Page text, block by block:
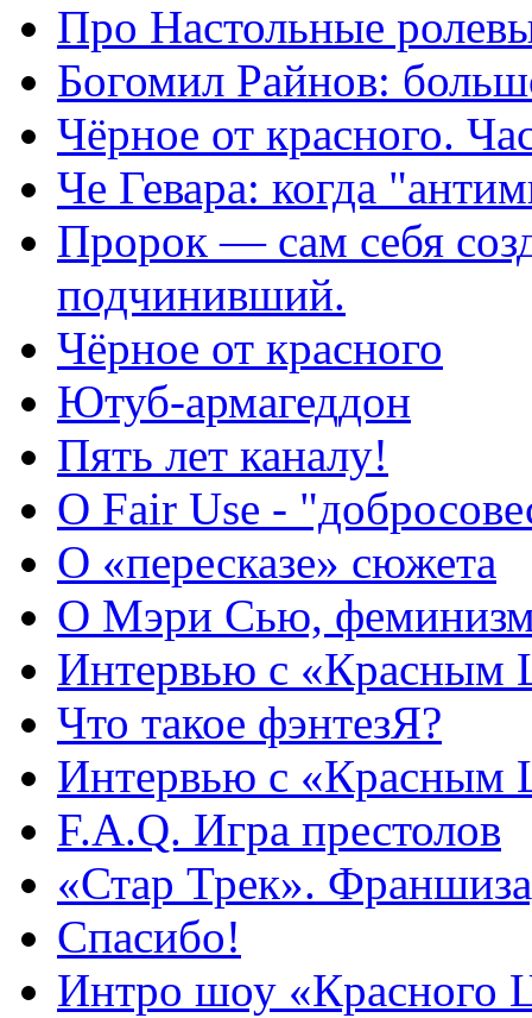
Про Настольные
Богомил Райнов:
Чёрное от красного.
Че Гевара: когда
Пророк — сам себя
подчинивший.
Чёрное от красного
Ютуб-армагеддон
Пять лет каналу!
О Fair Use -
О «пересказе» сюжета
О Мэри Сью,
Интервью с
Что такое фэнтезЯ?
Интервью с
F.A.Q. Игра престолов
«Стар Трек».
Спасибо!
Интро шоу «Красного